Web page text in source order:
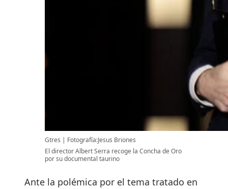
Gtres
Fotografía:Jesus Briones
El director Albert Serra recoge la Concha de Oro
por su documental taurino
Ante la polémica por el tema tratado en